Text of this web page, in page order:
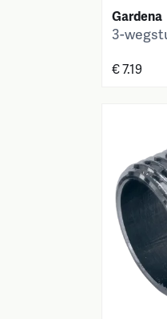
Gardena
3-
€ 7.19